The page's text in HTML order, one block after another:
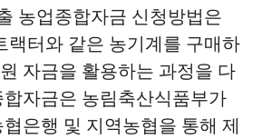
농업종합자금 신청방법은
랙터와 같은 농기계를 구매하
자금을 활용하는 과정을 다
자금은 농림축산식품부가
은행 및 지역농협을 통해 제